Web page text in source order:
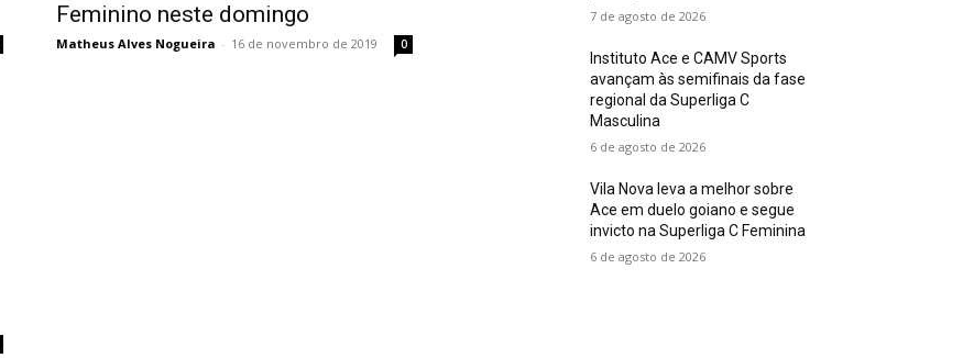
Feminino neste domingo
Matheus Alves Nogueira - 16 de novembro de 2019 0
7 de agosto de 2026
Instituto Ace e CAMV Sports
avançam às semifinais da fase
regional da Superliga C
Masculina
6 de agosto de 2026
Vila Nova leva a melhor sobre
Ace em duelo goiano e segue
invicto na Superliga C Feminina
6 de agosto de 2026